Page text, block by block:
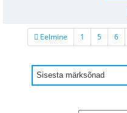
Eelmine 1 5 6